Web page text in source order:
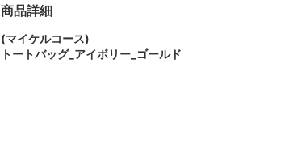
商品詳細
(マイケルコース)
トートバッグ_アイボリー_ゴールド